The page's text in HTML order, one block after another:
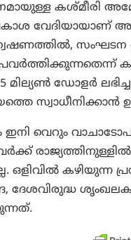
കശ്മീരി
വേദിയായാണ്
സംഘടന
മില്യൺ ഡോളർ
സ്വാധീനിക്കാൻ
ഇനി വെറും
ഒളിവിൽ
ദേശവിരുദ്ധ